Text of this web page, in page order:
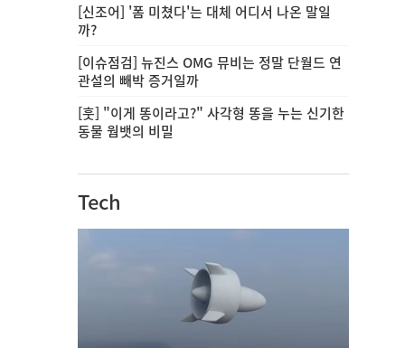
[신조어] '폼 미쳤다'는 대체 어디서 나온 말일
까?
[이슈점검] 뉴진스 OMG 뮤비는 정말 단월드 연
관설의 빼박 증거일까
[훗] "이게 똥이라고?" 사각형 똥을 누는 신기한
동물 웜뱃의 비밀
Tech